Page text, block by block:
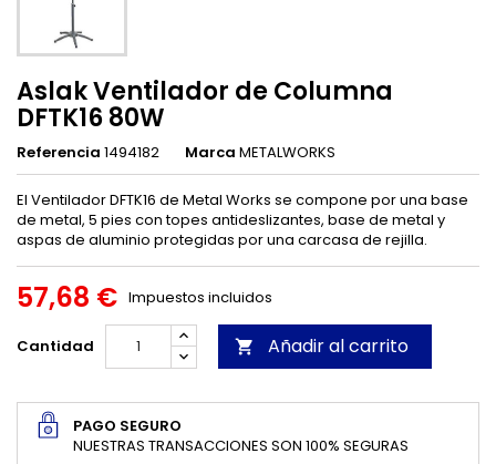
Aslak Ventilador de Columna
DFTK16 80W
Referencia 1494182 Marca METALWORKS
El Ventilador DFTK16 de Metal Works se compone por una base
de metal, 5 pies con topes antideslizantes, base de metal y
aspas de aluminio protegidas por una carcasa de rejilla.
57,68 € Impuestos incluidos
Cantidad  Añadir al carrito
PAGO SEGURO
NUESTRAS TRANSACCIONES SON 100% SEGURAS